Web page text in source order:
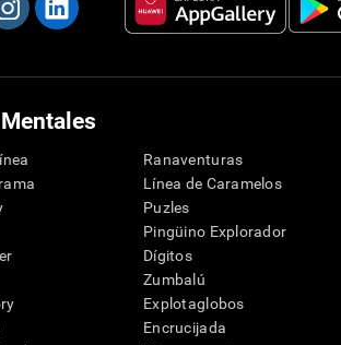
Ranaventuras
Línea de Caramelos
Puzles
Pingüino Explorador
Dígitos
Zumbalú
Explotaglobos
Encrucijada